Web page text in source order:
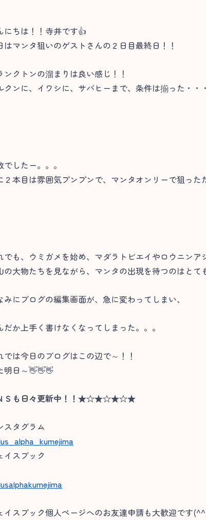
にちは！！寺井です👍
はマンタ狙いのゲストさんの２日目最終日！！
ンクトンの溜まりは良い感じ！！
クンに、イワシに、サバヒーまで、条件は揃った・・
でしたー。。。
２本目は雰囲気プンプンで、マンタオンリーで狙った
でも、ウミガメを始め、マダラトビエイやロウニンア
の大物たちを見ながら、マンタの出現を待つのはとて
みにブログの編集画面が、急に変わってしまい、
だか上手く書けなくなってしまった。。。
では今日のブログはこの辺で～！！
明日～👋👋👋
Ｓも日々更新中！！★☆★☆★☆★
スタグラム
イスブック
イスブック個人ページへのお友達申請も大歓迎です